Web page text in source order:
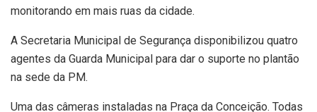
monitorando em mais ruas da cidade.
A Secretaria Municipal de Segurança disponibilizou quatro
agentes da Guarda Municipal para dar o suporte no plantão
na sede da PM.
Uma das câmeras instaladas na Praça da Conceição. Todas